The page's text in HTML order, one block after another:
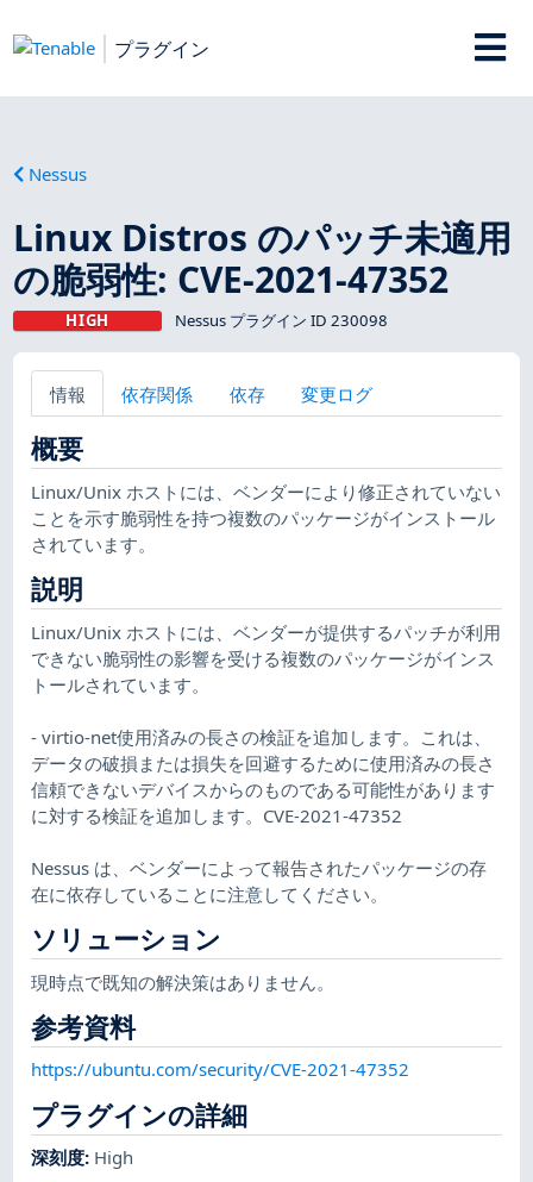
プラグイン
Nessus
Linux Distros のパッチ未適用
の脆弱性: CVE-2021-47352
HIGH Nessus プラグイン ID 230098
情報 依存関係 依存 変更ログ
概要
Linux/Unix ホストには、ベンダーにより修正されていない
ことを示す脆弱性を持つ複数のパッケージがインストール
されています。
説明
Linux/Unix ホストには、ベンダーが提供するパッチが利用
できない脆弱性の影響を受ける複数のパッケージがインス
トールされています。
- virtio-net使用済みの長さの検証を追加します。これは、
データの破損または損失を回避するために使用済みの長さ
信頼できないデバイスからのものである可能性があります
に対する検証を追加します。CVE-2021-47352
Nessus は、ベンダーによって報告されたパッケージの存
在に依存していることに注意してください。
ソリューション
現時点で既知の解決策はありません。
参考資料
https://ubuntu.com/security/CVE-2021-47352
プラグインの詳細
深刻度: High